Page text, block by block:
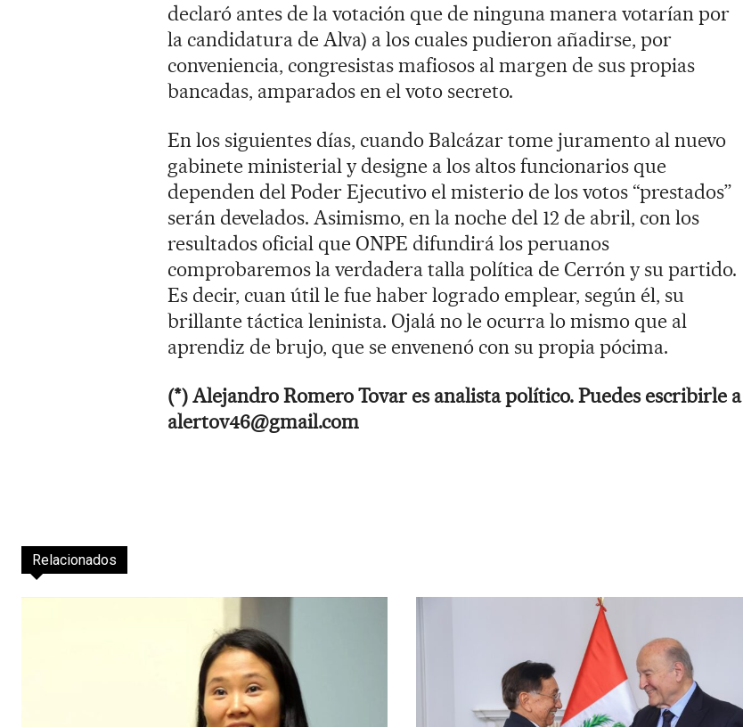
declaró antes de la votación que de ninguna manera votarían por
la candidatura de Alva) a los cuales pudieron añadirse, por
conveniencia, congresistas mafiosos al margen de sus propias
bancadas, amparados en el voto secreto.
En los siguientes días, cuando Balcázar tome juramento al nuevo
gabinete ministerial y designe a los altos funcionarios que
dependen del Poder Ejecutivo el misterio de los votos “prestados”
serán develados. Asimismo, en la noche del 12 de abril, con los
resultados oficial que ONPE difundirá los peruanos
comprobaremos la verdadera talla política de Cerrón y su partido.
Es decir, cuan útil le fue haber logrado emplear, según él, su
brillante táctica leninista. Ojalá no le ocurra lo mismo que al
aprendiz de brujo, que se envenenó con su propia pócima.
(*) Alejandro Romero Tovar es analista político. Puedes escribirle a
alertov46@gmail.com
Relacionados